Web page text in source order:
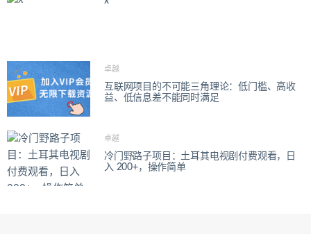
卓越
互联网项目的不可能三角理论：低门槛、高收
益、低信息差不能同时满足
卓越
冷门野路子项目：土耳其电视剧付费观看，日
入 200+，操作简单